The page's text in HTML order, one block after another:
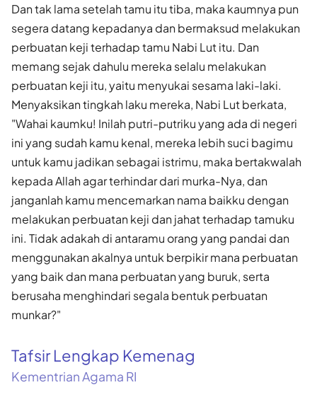
Dan tak lama setelah tamu itu tiba, maka kaumnya pun
segera datang kepadanya dan bermaksud melakukan
perbuatan keji terhadap tamu Nabi Lut itu. Dan
memang sejak dahulu mereka selalu melakukan
perbuatan keji itu, yaitu menyukai sesama laki-laki.
Menyaksikan tingkah laku mereka, Nabi Lut berkata,
"Wahai kaumku! Inilah putri-putriku yang ada di negeri
ini yang sudah kamu kenal, mereka lebih suci bagimu
untuk kamu jadikan sebagai istrimu, maka bertakwalah
kepada Allah agar terhindar dari murka-Nya, dan
janganlah kamu mencemarkan nama baikku dengan
melakukan perbuatan keji dan jahat terhadap tamuku
ini. Tidak adakah di antaramu orang yang pandai dan
menggunakan akalnya untuk berpikir mana perbuatan
yang baik dan mana perbuatan yang buruk, serta
berusaha menghindari segala bentuk perbuatan
munkar?"
Tafsir Lengkap Kemenag
Kementrian Agama RI